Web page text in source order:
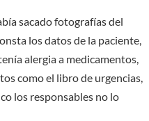
sacado fotografías del
los datos de la paciente,
alergia a medicamentos,
como el libro de urgencias,
los responsables no lo